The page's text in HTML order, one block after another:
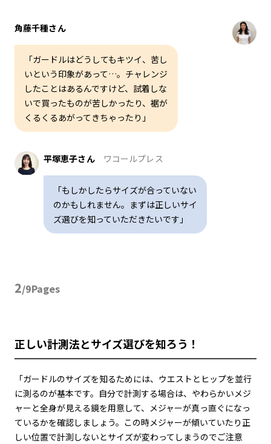
角藤千種さん
「ガードルはどうしてもキツイ、苦し
いという印象があって…。チャレンジ
したことはあるんですけど、試着しな
いで買ったものが苦しかったり、裾が
くるくるあがってきちゃったり」
平塚恵子さん ワコールプレス
「もしかしたらサイズが合っていない
のかもしれません。まずは正しいサイ
ズ選びを知っていただきたいです」
2/9Pages
正しい計測法とサイズ選びを知ろう！
「ガードルのサイズを知るためには、ウエストとヒップを並行
に測るのが基本です。自分で計測する場合は、やわらかいメジ
ャーと全身が見える鏡を用意して、メジャーが真っ直ぐになっ
ているかを確認しましょう。この時メジャーが傾いていたり正
しい位置で計測しないとサイズが変わってしまうのでご注意